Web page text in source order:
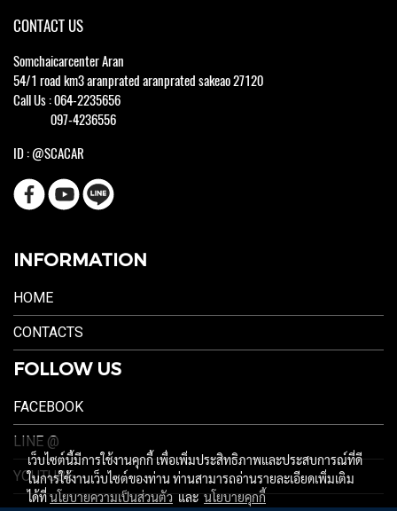
CONTACT US
Somchaicarcenter Aran
54/1 road km3 aranprated aranprated sakeao 27120
Call Us : 064-2235656
097-4236556
ID : @SCACAR
INFORMATION
HOME
CONTACTS
FOLLOW US
FACEBOOK
LINE @
YOUTUBE
เว็บไซต์นี้มีการใช้งานคุกกี้ เพื่อเพิ่มประสิทธิภาพและประสบการณ์ที่ดี
ในการใช้งานเว็บไซต์ของท่าน ท่านสามารถอ่านรายละเอียดเพิ่มเติม
ได้ที่นโยบายความเป็นส่วนตัวและนโยบายคุกกี้